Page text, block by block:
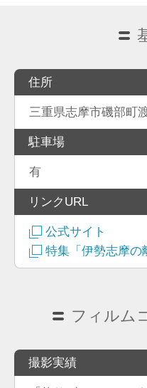
住所
三重県志摩市磯部町
駐車場
有
リンクURL
公式サイト
特集「伊勢志摩の
フィルム
撮影実績